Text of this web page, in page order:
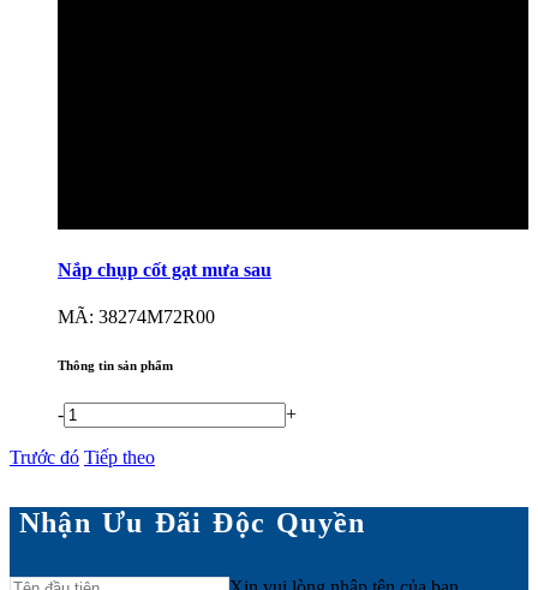
Nắp chụp cốt gạt mưa sau
MÃ: 38274M72R00
Thông tin sản phẩm
- +
Trước đó Tiếp theo
Nhận Ưu Đãi Độc Quyền